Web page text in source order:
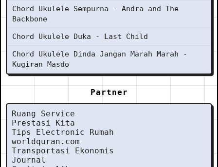
Chord Ukulele Sempurna - Andra and The
Backbone
Chord Ukulele Duka - Last Child
Chord Ukulele Dinda Jangan Marah Marah -
Kugiran Masdo
Partner
Ruang Service
Prestasi Kita
Tips Electronic Rumah
worldquran.com
Transportasi Ekonomis
Journal